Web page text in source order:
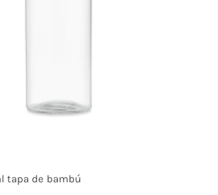
tapa de bambú